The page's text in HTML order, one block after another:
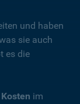
und haben
sie auch
es die
im